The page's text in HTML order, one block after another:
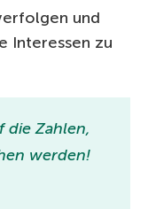
und
Interessen zu
die Zahlen,
werden!